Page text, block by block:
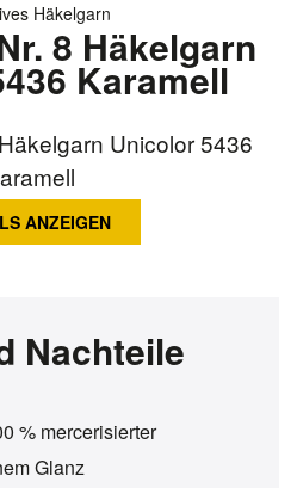
Häkelgarn
8 Häkelgarn
Karamell
Nachteile
% mercerisierter
Glanz
ANZEIGEN